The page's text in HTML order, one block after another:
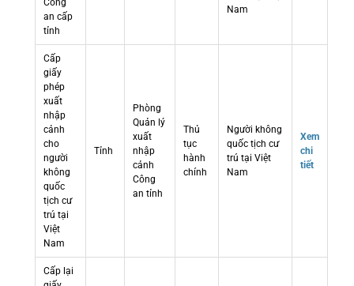
Công
an cấp
tỉnh
Nam
Cấp
giấy
phép
xuất
nhập
cảnh
cho
người
không
quốc
tịch cư
trú tại
Việt
Nam
Tỉnh
Phòng
Quản lý
xuất
nhập
cảnh
Công
an tỉnh
Thủ
tục
hành
chính
Người không
quốc tịch cư
trú tại Việt
Nam
Xem
chi
tiết
Cấp lại